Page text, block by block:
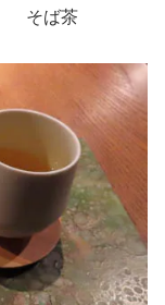
そば茶